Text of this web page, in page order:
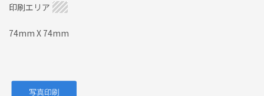
印刷エリア
74mm X 74mm